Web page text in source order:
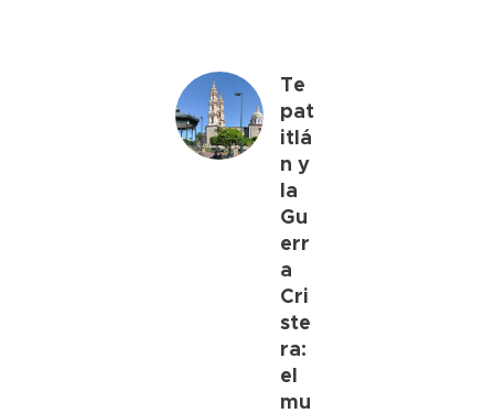
Te
pat
itlá
n y
la
Gu
err
a
Cri
ste
ra:
el
mu